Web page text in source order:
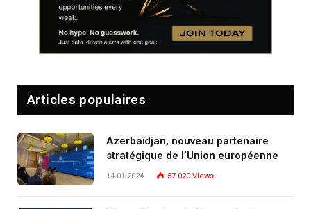
Articles populaires
Azerbaïdjan, nouveau partenaire
stratégique de l’Union européenne
14.01.2024 57 020 Views